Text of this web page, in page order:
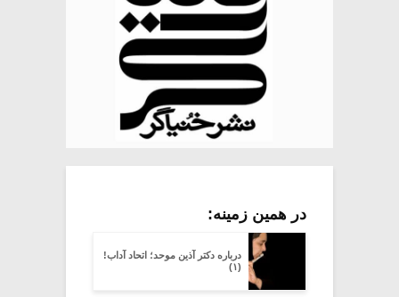
در همین زمینه:
درباره دکتر آذین موحد؛ اتحاد آداب!
(۱)